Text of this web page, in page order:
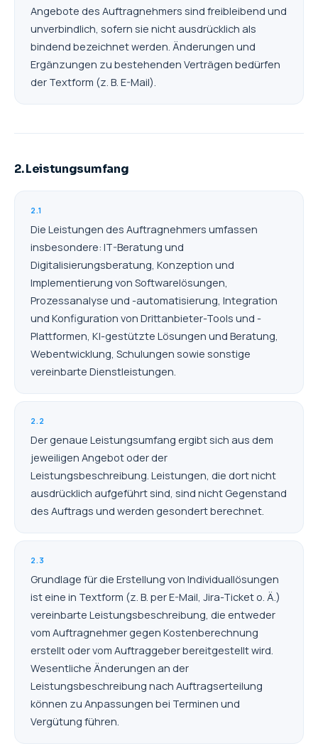
Angebote des Auftragnehmers sind freibleibend und
unverbindlich, sofern sie nicht ausdrücklich als
bindend bezeichnet werden. Änderungen und
Ergänzungen zu bestehenden Verträgen bedürfen
der Textform (z. B. E-Mail).
2. Leistungsumfang
2.1
Die Leistungen des Auftragnehmers umfassen
insbesondere: IT-Beratung und
Digitalisierungsberatung, Konzeption und
Implementierung von Softwarelösungen,
Prozessanalyse und -automatisierung, Integration
und Konfiguration von Drittanbieter-Tools und -
Plattformen, KI-gestützte Lösungen und Beratung,
Webentwicklung, Schulungen sowie sonstige
vereinbarte Dienstleistungen.
2.2
Der genaue Leistungsumfang ergibt sich aus dem
jeweiligen Angebot oder der
Leistungsbeschreibung. Leistungen, die dort nicht
ausdrücklich aufgeführt sind, sind nicht Gegenstand
des Auftrags und werden gesondert berechnet.
2.3
Grundlage für die Erstellung von Individuallösungen
ist eine in Textform (z. B. per E-Mail, Jira-Ticket o. Ä.)
vereinbarte Leistungsbeschreibung, die entweder
vom Auftragnehmer gegen Kostenberechnung
erstellt oder vom Auftraggeber bereitgestellt wird.
Wesentliche Änderungen an der
Leistungsbeschreibung nach Auftragserteilung
können zu Anpassungen bei Terminen und
Vergütung führen.